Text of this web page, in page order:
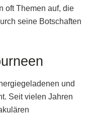
oft Themen auf, die
seine Botschaften
und
Seit vielen Jahren